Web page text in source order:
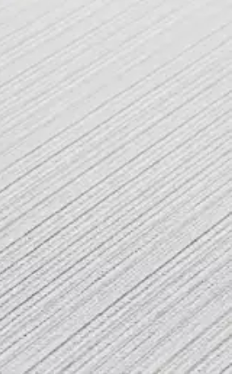
vaikka sanomalehtikorina tai
ja 100 % kierrätettävä.